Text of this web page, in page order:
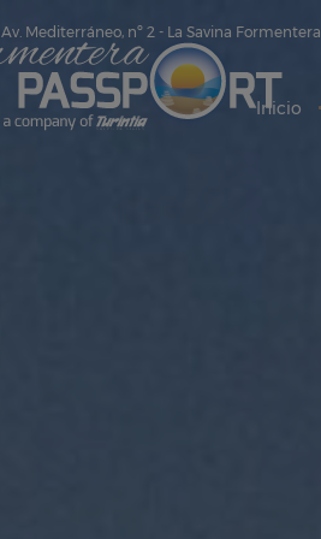
Av. Mediterráneo, nº 2 - La Savina Formentera
Inicio